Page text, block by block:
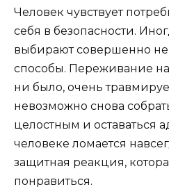
Человек чувствует
себя в безопасности.
выбирают совершенно
способы. Переживание
ни было, очень
невозможно снова
целостным и оставаться
человеке ломается
защитная реакция,
понравиться.